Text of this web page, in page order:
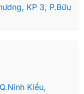
KP 3, P.Bửu
Kiều,